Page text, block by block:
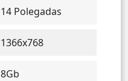
14 Polegadas
1366x768
8Gb